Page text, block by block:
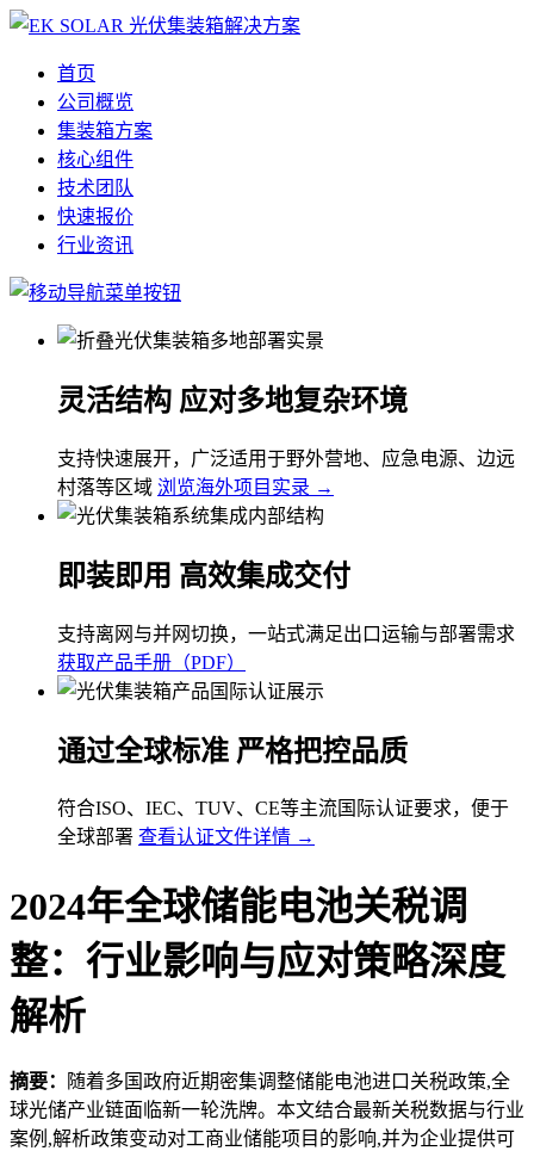
首页
公司概览
集装箱方案
核心组件
技术团队
快速报价
行业资讯
灵活结构 应对多地复杂环境
支持快速展开，广泛适用于野外营地、应急电源、边远
村落等区域 浏览海外项目实录 →
即装即用 高效集成交付
支持离网与并网切换，一站式满足出口运输与部署需求
获取产品手册（PDF）
通过全球标准 严格把控品质
符合ISO、IEC、TUV、CE等主流国际认证要求，便于
全球部署 查看认证文件详情 →
2024年全球储能电池关税调
整：行业影响与应对策略深度
解析
摘要：
随着多国政府近期密集调整储能电池进口关税政策,全
球光储产业链面临新一轮洗牌。本文结合最新关税数据与行业
案例,解析政策变动对工商业储能项目的影响,并为企业提供可